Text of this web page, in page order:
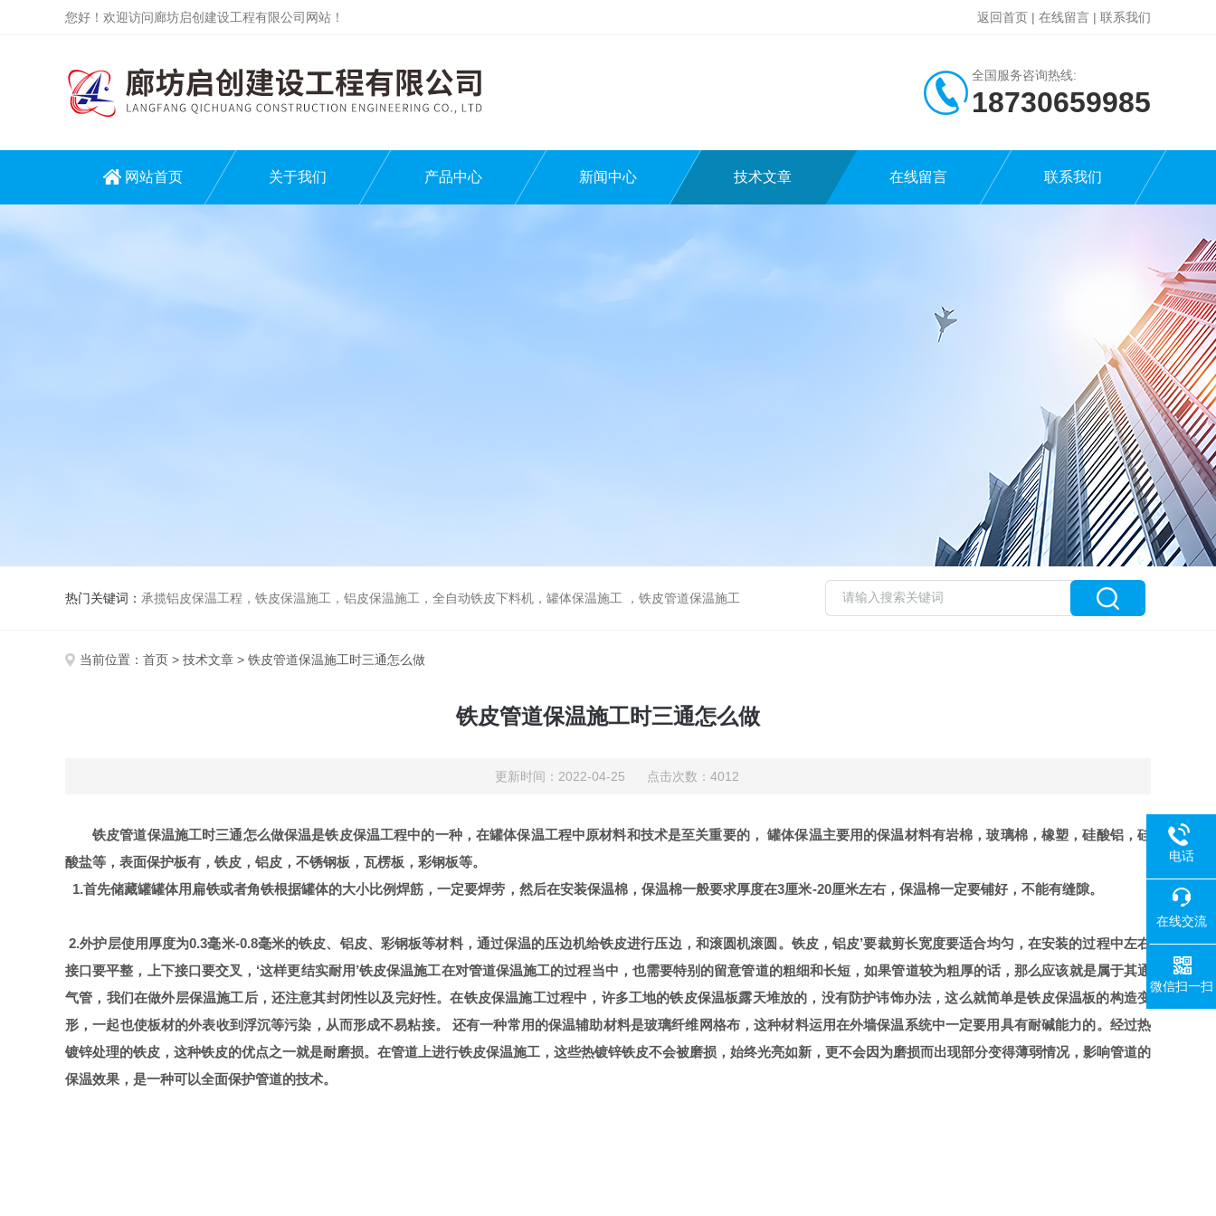
您好！欢迎访问廊坊启创建设工程有限公司网站！ 返回首页 | 在线留言 | 联系我们
全国服务咨询热线:
18730659985
网站首页 关于我们 产品中心 新闻中心 技术文章 在线留言 联系我们
热门关键词： 承揽铝皮保温工程，铁皮保温施工，铝皮保温施工，全自动铁皮下料机，罐体保温施工 ，铁皮管道保温施工
当前位置： 首页 > 技术文章 > 铁皮管道保温施工时三通怎么做
铁皮管道保温施工时三通怎么做
更新时间：2022-04-25 点击次数：4012
铁皮管道保温施工时三通怎么做保温是铁皮保温工程中的一种，在罐体保温工程中原材料和技术是至关重要的， 罐体保温主要用的保温材料有岩棉，玻璃棉，橡塑，硅酸铝，硅
酸盐等，表面保护板有，铁皮，铝皮，不锈钢板，瓦楞板，彩钢板等。
1.首先储藏罐罐体用扁铁或者角铁根据罐体的大小比例焊筋，一定要焊劳，然后在安装保温棉，保温棉一般要求厚度在3厘米-20厘米左右，保温棉一定要铺好，不能有缝隙。
2.外护层使用厚度为0.3毫米-0.8毫米的铁皮、铝皮、彩钢板等材料，通过保温的压边机给铁皮进行压边，和滚圆机滚圆。铁皮，铝皮’要裁剪长宽度要适合均匀，在安装的过程中左右
接口要平整，上下接口要交叉，‘这样更结实耐用’铁皮保温施工在对管道保温施工的过程当中，也需要特别的留意管道的粗细和长短，如果管道较为粗厚的话，那么应该就是属于其通
气管，我们在做外层保温施工后，还注意其封闭性以及完好性。在铁皮保温施工过程中，许多工地的铁皮保温板露天堆放的，没有防护讳饰办法，这么就简单是铁皮保温板的构造变
形，一起也使板材的外表收到浮沉等污染，从而形成不易粘接。 还有一种常用的保温辅助材料是玻璃纤维网格布，这种材料运用在外墙保温系统中一定要用具有耐碱能力的。经过热
镀锌处理的铁皮，这种铁皮的优点之一就是耐磨损。在管道上进行铁皮保温施工，这些热镀锌铁皮不会被磨损，始终光亮如新，更不会因为磨损而出现部分变得薄弱情况，影响管道的
保温效果，是一种可以全面保护管道的技术。
电话
在线交流
微信扫一扫